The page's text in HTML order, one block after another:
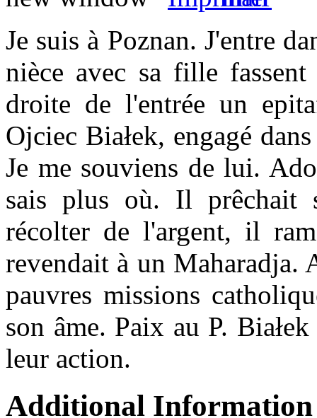
Je suis à Poznan. J'entre
nièce avec sa fille
droite de l'entrée un
Ojciec Białek, engagé
Je me souviens de lui.
sais plus où. Il prêchait
récolter de l'argent, il
revendait à un Maharadja.
pauvres missions
son âme. Paix au P.
leur action.
Additional Information